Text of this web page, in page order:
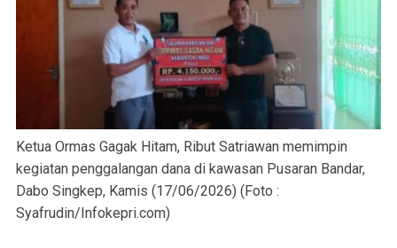
Ketua Ormas Gagak Hitam, Ribut Satriawan memimpin
kegiatan penggalangan dana di kawasan Pusaran Bandar,
Dabo Singkep, Kamis (17/06/2026) (Foto :
Syafrudin/Infokepri.com)